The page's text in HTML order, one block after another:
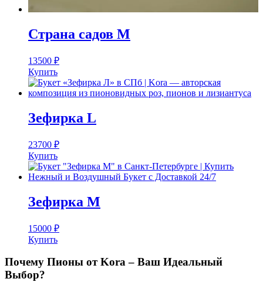
Страна садов M
13500 ₽
Купить
Зефирка L
23700 ₽
Купить
Зефирка M
15000 ₽
Купить
Почему Пионы от Kora – Ваш Идеальный
Выбор?